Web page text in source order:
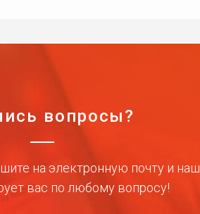
вопросы?
на электронную почту и
вас по любому вопросу!